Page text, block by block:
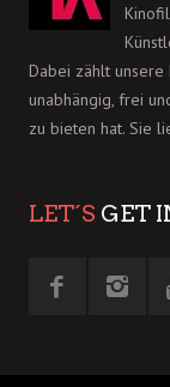
Dabei zählt
unabhängig, frei
zu bieten hat. Sie
LET´S GET